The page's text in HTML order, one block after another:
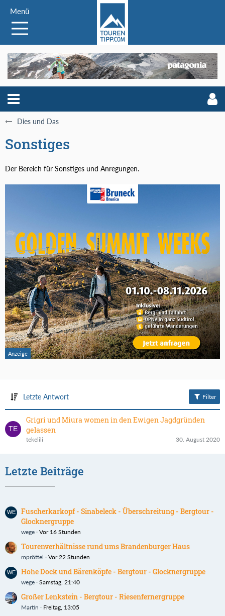
Menü
Dies und Das
Sonstiges
Der Bereich für Sonstiges und Anregungen.
Letzte Antwort Filter
Grigri und Miura women in den Ewigen Jagdgründen
gelassen
tekelili 30. August 2020
Letzte Beiträge
Fuscherkarkopf - Sinabeleck - Überschreitung - Bergtour -
Glocknergruppe
wege Vor 16 Stunden
Tourenverhältnisse rund ums Brandenburger Haus
mpröttel Vor 22 Stunden
Hohe Dock und Bärenköpfe - Bergtour - Glocknergruppe
wege Samstag, 21:40
Großer Lenkstein - Bergtour - Riesenfernergruppe
Martin Freitag, 13:05